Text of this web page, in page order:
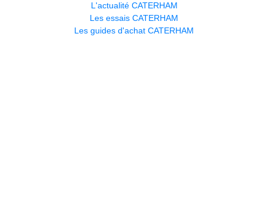
L'actualité CATERHAM
Les essais CATERHAM
Les guides d'achat CATERHAM